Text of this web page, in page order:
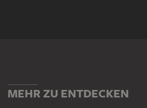
MEHR ZU ENTDECKEN